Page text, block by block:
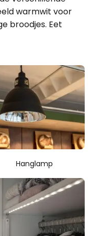
warmwit voor
broodjes. Eet
Hanglamp